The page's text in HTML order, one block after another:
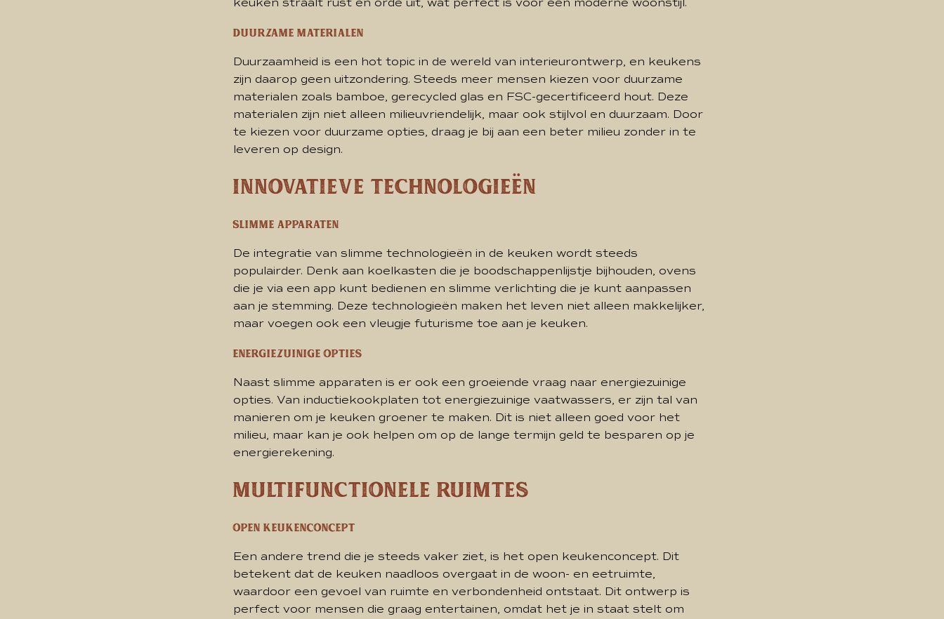
keuken straalt rust en orde uit, wat perfect is voor een moderne woonstijl.
Duurzame materialen
Duurzaamheid is een hot topic in de wereld van interieurontwerp, en keukens
zijn daarop geen uitzondering. Steeds meer mensen kiezen voor duurzame
materialen zoals bamboe, gerecycled glas en FSC-gecertificeerd hout. Deze
materialen zijn niet alleen milieuvriendelijk, maar ook stijlvol en duurzaam. Door
te kiezen voor duurzame opties, draag je bij aan een beter milieu zonder in te
leveren op design.
Innovatieve technologieën
Slimme apparaten
De integratie van slimme technologieën in de keuken wordt steeds
populairder. Denk aan koelkasten die je boodschappenlijstje bijhouden, ovens
die je via een app kunt bedienen en slimme verlichting die je kunt aanpassen
aan je stemming. Deze technologieën maken het leven niet alleen makkelijker,
maar voegen ook een vleugje futurisme toe aan je keuken.
Energiezuinige opties
Naast slimme apparaten is er ook een groeiende vraag naar energiezuinige
opties. Van inductiekookplaten tot energiezuinige vaatwassers, er zijn tal van
manieren om je keuken groener te maken. Dit is niet alleen goed voor het
milieu, maar kan je ook helpen om op de lange termijn geld te besparen op je
energierekening.
Multifunctionele ruimtes
Open keukenconcept
Een andere trend die je steeds vaker ziet, is het open keukenconcept. Dit
betekent dat de keuken naadloos overgaat in de woon- en eetruimte,
waardoor een gevoel van ruimte en verbondenheid ontstaat. Dit ontwerp is
perfect voor mensen die graag entertainen, omdat het je in staat stelt om